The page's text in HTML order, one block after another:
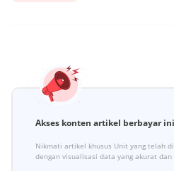
Akses konten artikel berbayar ini
Nikmati artikel khusus Unit yang telah
dengan visualisasi data yang akurat dan